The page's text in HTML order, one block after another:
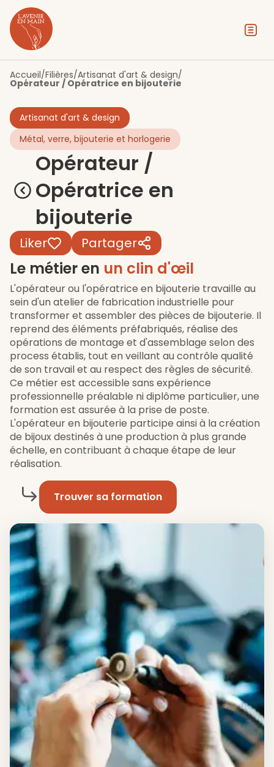
Contenu
Menu
Pied de page
Accueil/Filières/Artisanat d'art & design/
Opérateur / Opératrice en bijouterie
Artisanat d'art & design
Métal, verre, bijouterie et horlogerie
Opérateur /
Opératrice en
bijouterie
Liker Partager
Le métier en un clin d'œil
L'opérateur ou l'opératrice en bijouterie travaille au
sein d'un atelier de fabrication industrielle pour
transformer et assembler des pièces de bijouterie. Il
reprend des éléments préfabriqués, réalise des
opérations de montage et d'assemblage selon des
process établis, tout en veillant au contrôle qualité
de son travail et au respect des règles de sécurité.
Ce métier est accessible sans expérience
professionnelle préalable ni diplôme particulier, une
formation est assurée à la prise de poste.
L'opérateur en bijouterie participe ainsi à la création
de bijoux destinés à une production à plus grande
échelle, en contribuant à chaque étape de leur
réalisation.
Trouver sa formation